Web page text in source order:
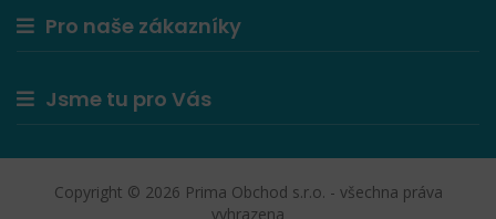
Pro naše zákazníky
Jsme tu pro Vás
Copyright © 2026 Prima Obchod s.r.o. - všechna práva
vyhrazena